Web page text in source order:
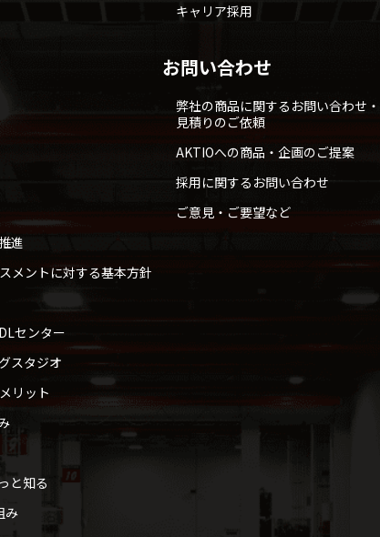
進
メントに対する基本方針
センター
スタジオ
リット
と知る
み
キャリア採用
お問い合わせ
弊社の商品に関するお問い合わせ・
見積りのご依頼
AKTIOへの商品・企画のご提案
採用に関するお問い合わせ
ご意見・ご要望など